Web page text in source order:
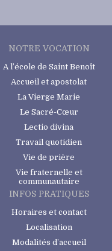
NOTRE VOCATION
A l’école de Saint Benoît
Accueil et apostolat
La Vierge Marie
Le Sacré-Cœur
Lectio divina
Travail quotidien
Vie de prière
Vie fraternelle et
communautaire
INFOS PRATIQUES
Horaires et contact
Localisation
Modalités d’accueil